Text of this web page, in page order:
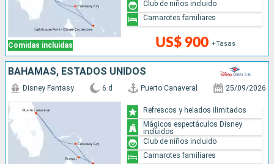
Comidas incluidas US$ 900 +Tasas
Club de niños incluido
Camarotes familiares
BAHAMAS, ESTADOS UNIDOS
Disney Fantasy 6 d Puerto Canaveral 25/09/2026
Refrescos y helados ilimitados
Mágicos espectáculos Disney
incluidos
Club de niños incluido
Camarotes familiares